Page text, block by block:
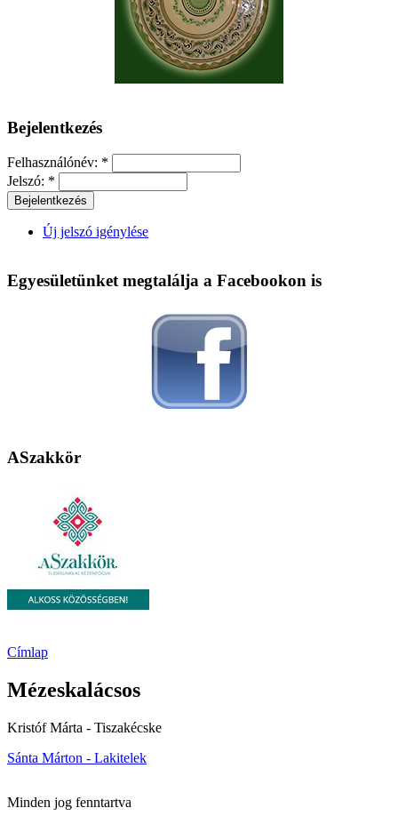
Bejelentkezés
Felhasználónév: *
Jelszó: *
Új jelszó igénylése
Egyesületünket megtalálja a Facebookon is
ASzakkör
Címlap
Mézeskalácsos
Kristóf Márta - Tiszakécske
Sánta Márton - Lakitelek
Minden jog fenntartva